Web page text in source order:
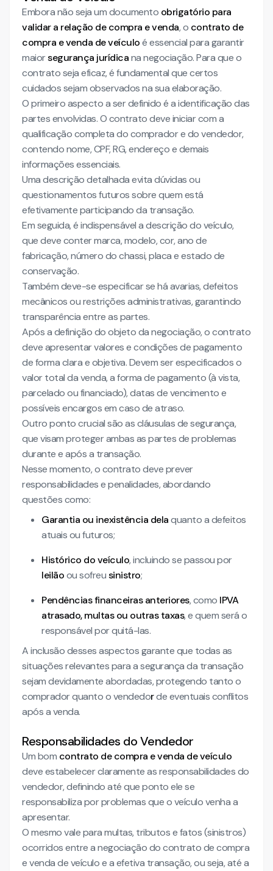
Embora não seja um documento obrigatório para
validar a relação de compra e venda, o contrato de
compra e venda de veículoé essencial para garantir
maiorsegurança jurídicana negociação. Para que o
contrato seja eficaz, é fundamental que certos
cuidados sejam observados na sua elaboração.
O primeiro aspecto a ser definido é a identificação das
partes envolvidas. O contrato deve iniciar com a
qualificação completa do comprador e do vendedor,
contendo nome, CPF, RG, endereço e demais
informações essenciais.
Uma descrição detalhada evita dúvidas ou
questionamentos futuros sobre quem está
efetivamente participando da transação.
Em seguida, é indispensável a descrição do veículo,
que deve conter marca, modelo, cor, ano de
fabricação, número do chassi, placa e estado de
conservação.
Também deve-se especificar se há avarias, defeitos
mecânicos ou restrições administrativas, garantindo
transparência entre as partes.
Após a definição do objeto da negociação, o contrato
deve apresentar valores e condições de pagamento
de forma clara e objetiva. Devem ser especificados o
valor total da venda, a forma de pagamento (à vista,
parcelado ou financiado), datas de vencimento e
possíveis encargos em caso de atraso.
Outro ponto crucial são as cláusulas de segurança,
que visam proteger ambas as partes de problemas
durante e após a transação.
Nesse momento, o contrato deve prever
responsabilidades e penalidades, abordando
questões como:
Garantia ou inexistência delaquanto a defeitos
atuais ou futuros;
Histórico do veículo, incluindo se passou por
leilãoou sofreusinistro;
Pendências financeiras anteriores, como IPVA
atrasado, multas ou outras taxas, e quem será o
responsável por quitá-las.
A inclusão desses aspectos garante que todas as
situações relevantes para a segurança da transação
sejam devidamente abordadas, protegendo tanto o
comprador quanto o vendedorde eventuais conflitos
após a venda.
Responsabilidades do Vendedor
Um bom contrato de compra e venda de veículo
deve estabelecer claramente as responsabilidades do
vendedor, definindo até que ponto ele se
responsabiliza por problemas que o veículo venha a
apresentar.
O mesmo vale para multas, tributos e fatos (sinistros)
ocorridos entre a negociação do contrato de compra
e venda de veículo e a efetiva transação, ou seja, até a